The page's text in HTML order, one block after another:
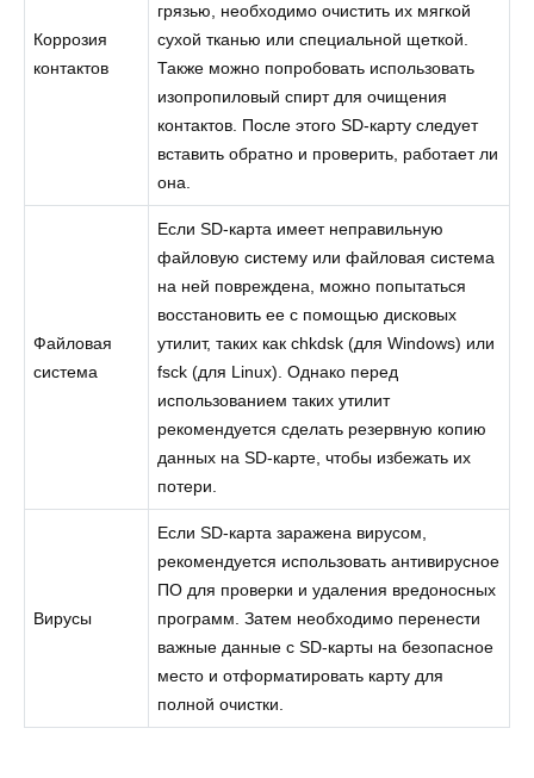
Коррозия
контактов
грязью, необходимо очистить их мягкой
сухой тканью или специальной щеткой.
Также можно попробовать использовать
изопропиловый спирт для очищения
контактов. После этого SD-карту следует
вставить обратно и проверить, работает ли
она.
Файловая
система
Если SD-карта имеет неправильную
файловую систему или файловая система
на ней повреждена, можно попытаться
восстановить ее с помощью дисковых
утилит, таких как chkdsk (для Windows) или
fsck (для Linux). Однако перед
использованием таких утилит
рекомендуется сделать резервную копию
данных на SD-карте, чтобы избежать их
потери.
Вирусы
Если SD-карта заражена вирусом,
рекомендуется использовать антивирусное
ПО для проверки и удаления вредоносных
программ. Затем необходимо перенести
важные данные с SD-карты на безопасное
место и отформатировать карту для
полной очистки.